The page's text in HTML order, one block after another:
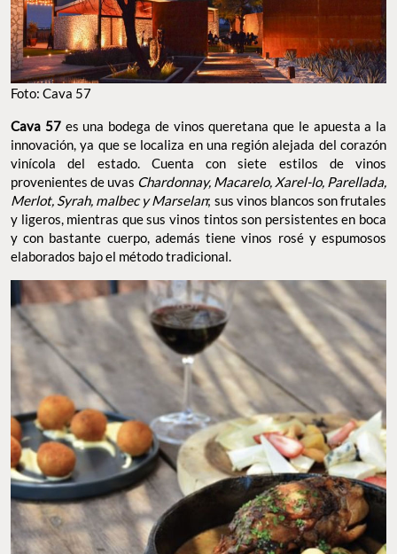
Foto: Cava 57
Cava 57es una bodega de vinos queretana que le apuesta a la
innovación, ya que se localiza en una región alejada del corazón
vinícola del estado. Cuenta con siete estilos de vinos
provenientes de uvas Chardonnay, Macarelo, Xarel-lo, Parellada,
Merlot, Syrah, malbec y Marselan; sus vinos blancos son frutales
y ligeros, mientras que sus vinos tintos son persistentes en boca
y con bastante cuerpo, además tiene vinos rosé y espumosos
elaborados bajo el método tradicional.